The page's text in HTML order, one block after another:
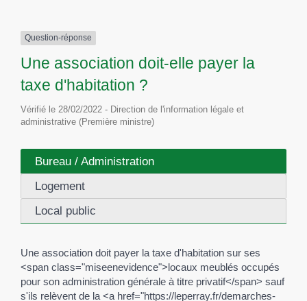
Question-réponse
Une association doit-elle payer la
taxe d'habitation ?
Vérifié le 28/02/2022 - Direction de l'information légale et
administrative (Première ministre)
Bureau / Administration
Logement
Local public
Une association doit payer la taxe d'habitation sur ses
<span class="miseenevidence">locaux meublés occupés
pour son administration générale à titre privatif</span> sauf
s'ils relèvent de la <a href="https://leperray.fr/demarches-